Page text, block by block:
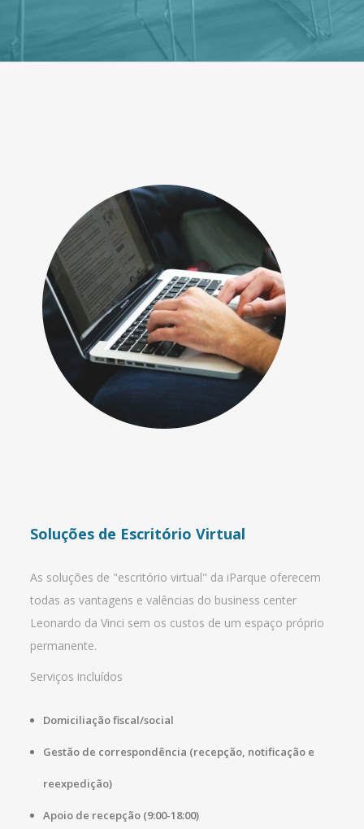
Soluções de Escritório Virtual
As soluções de "escritório virtual" da iParque oferecem
todas as vantagens e valências do business center
Leonardo da Vinci sem os custos de um espaço próprio
permanente.
Serviços incluídos
Domiciliação fiscal/social
Gestão de correspondência (recepção, notificação e
reexpedição)
Apoio de recepção (9:00-18:00)